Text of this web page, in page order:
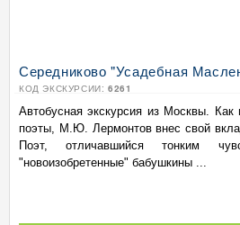
Середниково "Усадебная
КОД ЭКСКУРСИИ: 6261
Автобусная экскурсия из Москвы. Как
поэты, М.Ю. Лермонтов внес свой
Поэт, отличавшийся тонким
"новоизобретенные" бабушкины ...